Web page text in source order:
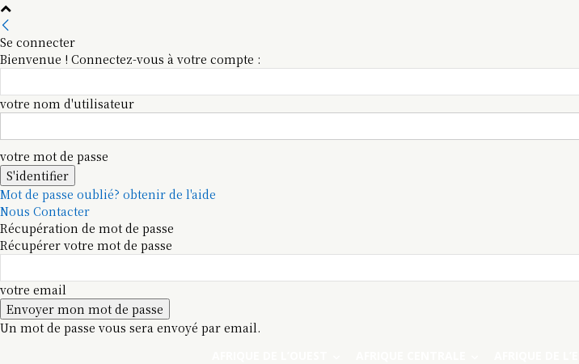
Se connecter
Bienvenue ! Connectez-vous à votre compte :
votre nom d'utilisateur
votre mot de passe
Mot de passe oublié? obtenir de l'aide
Nous Contacter
Récupération de mot de passe
Récupérer votre mot de passe
votre email
Un mot de passe vous sera envoyé par email.